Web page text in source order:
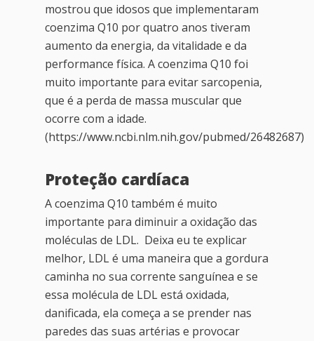
mostrou que idosos que implementaram
coenzima Q10 por quatro anos tiveram
aumento da energia, da vitalidade e da
performance física. A coenzima Q10 foi
muito importante para evitar sarcopenia,
que é a perda de massa muscular que
ocorre com a idade.
(https://www.ncbi.nlm.nih.gov/pubmed/26482687)
Proteção cardíaca
A coenzima Q10 também é muito
importante para diminuir a oxidação das
moléculas de LDL. Deixa eu te explicar
melhor, LDL é uma maneira que a gordura
caminha no sua corrente sanguínea e se
essa molécula de LDL está oxidada,
danificada, ela começa a se prender nas
paredes das suas artérias e provocar